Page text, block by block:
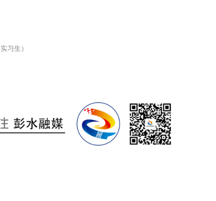
实习生 ）